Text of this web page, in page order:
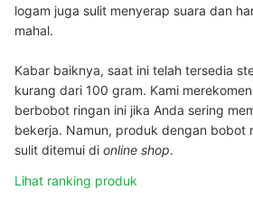
logam juga sulit menyerap suara dan
mahal.
Kabar baiknya, saat ini telah tersedia
kurang dari 100 gram. Kami
berbobot ringan ini jika Anda sering
bekerja. Namun, produk dengan bobot
sulit ditemui di online shop.
Lihat ranking produk